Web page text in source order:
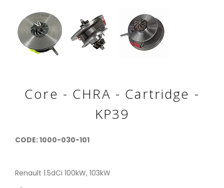
Core - CHRA - Cartridge -
KP39
CODE: 1000-030-101
Renault 1.5dCi 100kW, 103kW